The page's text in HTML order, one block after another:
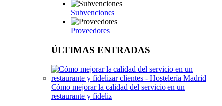
Subvenciones
Proveedores
ÚLTIMAS ENTRADAS
Cómo mejorar la calidad del servicio en un
restaurante y fideliz